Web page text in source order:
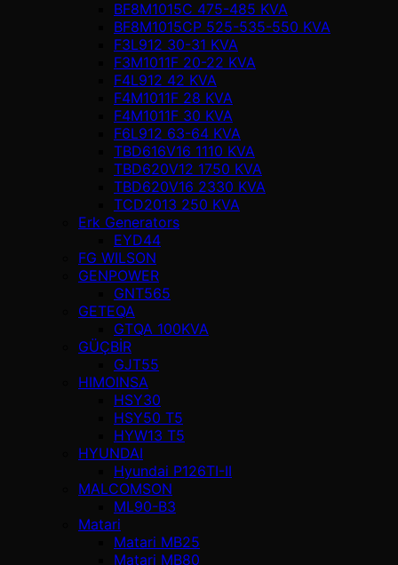
BF8M1015C 475-485 KVA
BF8M1015CP 525-535-550 KVA
F3L912 30-31 KVA
F3M1011F 20-22 KVA
F4L912 42 KVA
F4M1011F 28 KVA
F4M1011F 30 KVA
F6L912 63-64 KVA
TBD616V16 1110 KVA
TBD620V12 1750 KVA
TBD620V16 2330 KVA
TCD2013 250 KVA
Erk Generators
EYD44
FG WILSON
GENPOWER
GNT565
GETEQA
GTQA 100KVA
GÜÇBİR
GJT55
HIMOINSA
HSY30
HSY50 T5
HYW13 T5
HYUNDAI
Hyundai P126TI-II
MALCOMSON
ML90-B3
Matari
Matari MB25
Matari MB80